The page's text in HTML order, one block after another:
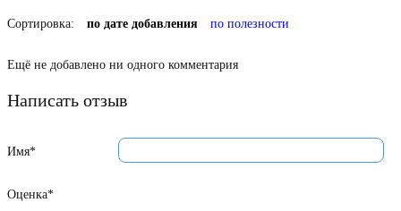
Сортировка: по дате добавления по полезности
Ещё не добавлено ни одного комментария
Написать отзыв
Имя*
Оценка*